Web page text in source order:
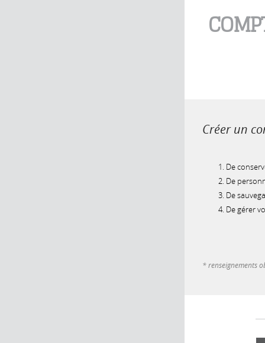
Créer un
De
De
De
De gérer
* renseignements